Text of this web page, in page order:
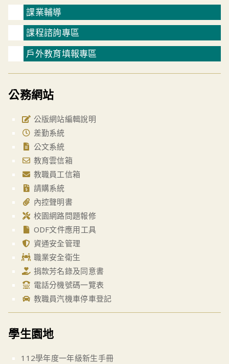
課業輔導
課程諮詢專區
戶外教育填報專區
公務網站
公版網站編輯說明
差勤系統
公文系統
教育雲信箱
教職員工信箱
請購系統
內控聲明書
校園網路問題報修
ODF文件應用工具
資通安全管理
職業安全衛生
捐款芳名錄及同意書
電話分機號碼一覽表
教職員汽機車停車登記
學生園地
112學年度一年級新生手冊